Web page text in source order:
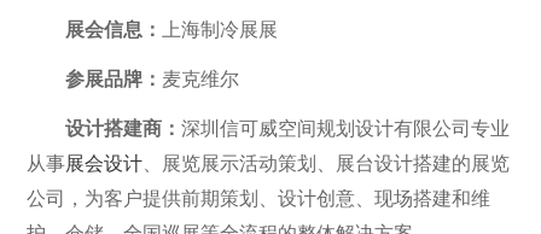
展会信息： 上海制冷展展
参展品牌： 麦克维尔
设计搭建商：深圳信可威空间规划设计有限公司专业
从事展会设计 、展览展示活动策划、展台设计搭建的展览
公司，为客户提供前期策划、设计创意、现场搭建和维